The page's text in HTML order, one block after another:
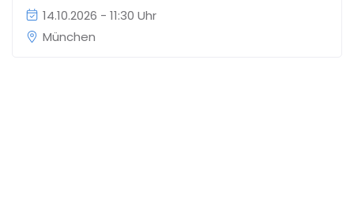
14.10.2026 - 11:30 Uhr
München